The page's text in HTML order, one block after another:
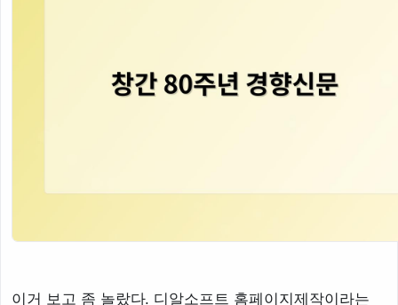
이거 보고 좀 놀랐다. 디알소프트 홈페이지제작이라는